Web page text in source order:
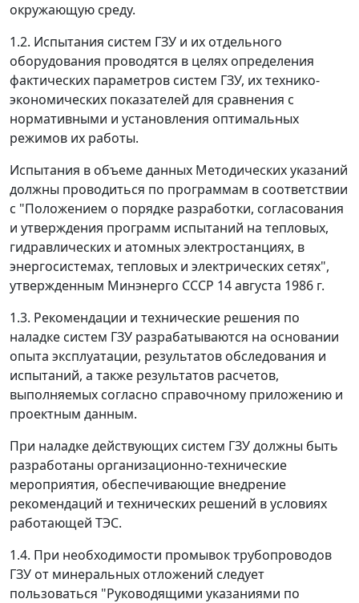
окружающую среду.
1.2. Испытания систем ГЗУ и их отдельного
оборудования проводятся в целях определения
фактических параметров систем ГЗУ, их технико-
экономических показателей для сравнения с
нормативными и установления оптимальных
режимов их работы.
Испытания в объеме данных Методических указаний
должны проводиться по программам в соответствии
с "Положением о порядке разработки, согласования
и утверждения программ испытаний на тепловых,
гидравлических и атомных электростанциях, в
энергосистемах, тепловых и электрических сетях",
утвержденным Минэнерго СССР 14 августа 1986 г.
1.3. Рекомендации и технические решения по
наладке систем ГЗУ разрабатываются на основании
опыта эксплуатации, результатов обследования и
испытаний, а также результатов расчетов,
выполняемых согласно справочному приложению и
проектным данным.
При наладке действующих систем ГЗУ должны быть
разработаны организационно-технические
мероприятия, обеспечивающие внедрение
рекомендаций и технических решений в условиях
работающей ТЭС.
1.4. При необходимости промывок трубопроводов
ГЗУ от минеральных отложений следует
пользоваться "Руководящими указаниями по